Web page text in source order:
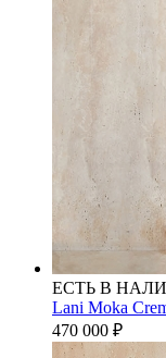
ЕСТЬ В
Lani Moka
470 000 ₽